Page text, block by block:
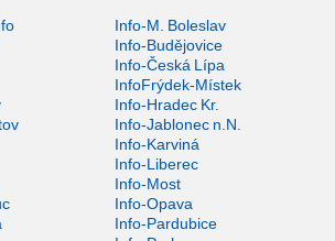
Info-M. Boleslav
Info-Budějovice
Info-Česká Lípa
InfoFrýdek-Místek
Info-Hradec Kr.
Info-Jablonec n.N.
Info-Karviná
Info-Liberec
Info-Most
Info-Opava
Info-Pardubice